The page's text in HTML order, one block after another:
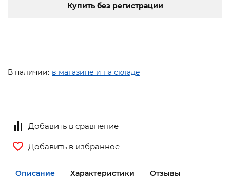
Купить без регистрации
В наличии: в магазине и на складе
Добавить в сравнение
Добавить в избранное
Описание Характеристики Отзывы